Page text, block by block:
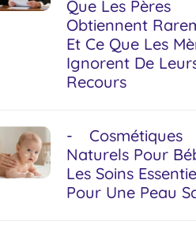
Que Les Pères
Obtiennent
Et Ce Que Les
Ignorent De
Recours
Cosmétiques
Naturels Pour
Les Soins
Pour Une Peau